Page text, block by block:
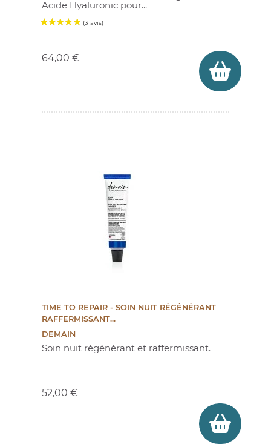
Acide Hyaluronic pour...
64,00 €
TIME TO REPAIR - SOIN NUIT RÉGÉNÉRANT
RAFFERMISSANT...
DEMAIN
Soin nuit régénérant et raffermissant.
52,00 €